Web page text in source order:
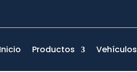
Inicio Productos Vehículos